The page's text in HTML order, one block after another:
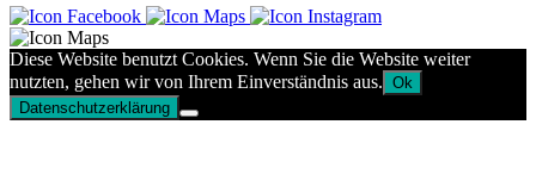
Diese Website benutzt Cookies. Wenn Sie die Website weiter
nutzten, gehen wir von Ihrem Einverständnis aus. Ok
Datenschutzerklärung